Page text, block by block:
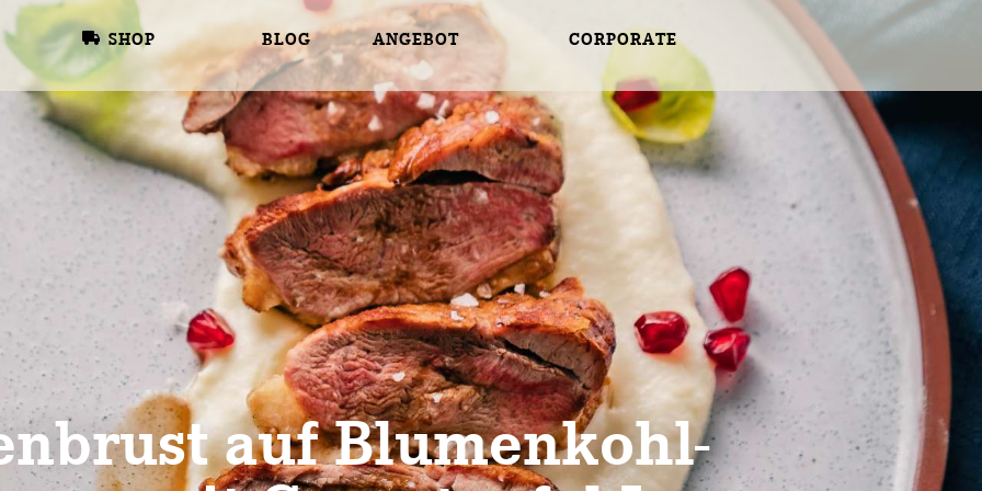
SHOP BLOG ANGEBOT CORPORATE
auf Blumenkohl-